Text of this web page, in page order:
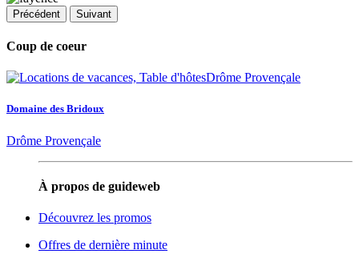
Précédent Suivant
Coup de coeur
Domaine des Bridoux
Drôme Provençale
À propos de guideweb
Découvrez les promos
Offres de dernière minute